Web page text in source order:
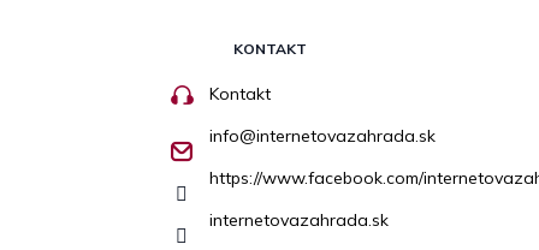
KONTAKT
Kontakt
info@internetovazahrada.sk
https://www.facebook.com/
internetovazahrada.sk